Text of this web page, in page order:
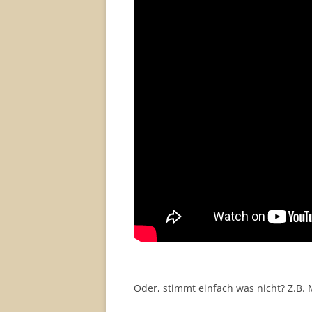
Oder, stimmt einfach was nicht? Z.B.